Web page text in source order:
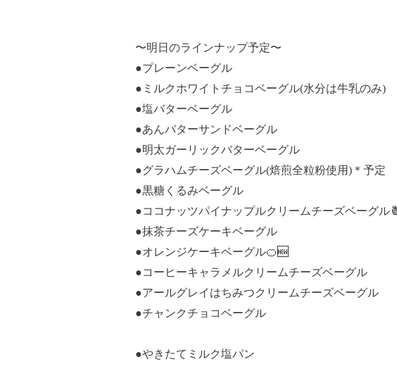
〜明日のラインナップ予定〜
●プレーンベーグル
●ミルクホワイトチョコベーグル(水分は牛乳のみ)
●塩バターベーグル
●あんバターサンドベーグル
●明太ガーリックバターベーグル
●グラハムチーズベーグル(焙煎全粒粉使用)＊予定
●黒糖くるみベーグル
●ココナッツパイナップルクリームチーズベーグ
●抹茶チーズケーキベーグル
●オレンジケーキベーグル🍊🆕
●コーヒーキャラメルクリームチーズベーグル
●アールグレイはちみつクリームチーズベーグル
●チャンクチョコベーグル
●やきたてミルク塩パン